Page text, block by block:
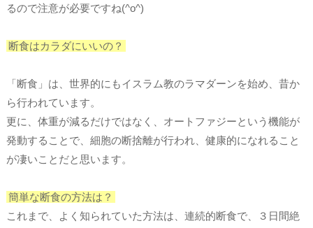
るので注意が必要ですね(^o^)
断食はカラダにいいの？
「断食」は、世界的にもイスラム教のラマダーンを始め、昔か
ら行われています。
更に、体重が減るだけではなく、オートファジーという機能が
発動することで、細胞の断捨離が行われ、健康的になれること
が凄いことだと思います。
簡単な断食の方法は？
これまで、よく知られていた方法は、連続的断食で、３日間絶